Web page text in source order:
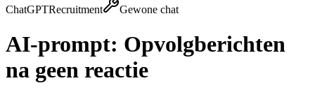
ChatGPTRecruitment Gewone chat
AI-prompt: Opvolgberichten
na geen reactie